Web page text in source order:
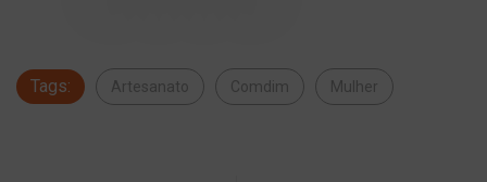
Tags: Artesanato Comdim Mulher